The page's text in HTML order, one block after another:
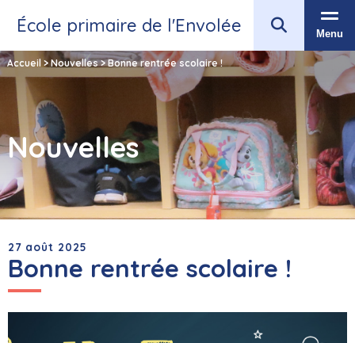
École primaire de l'Envolée Menu
Accueil> Nouvelles>Bonne rentrée scolaire !
Nouvelles
27 août 2025
Bonne rentrée scolaire !